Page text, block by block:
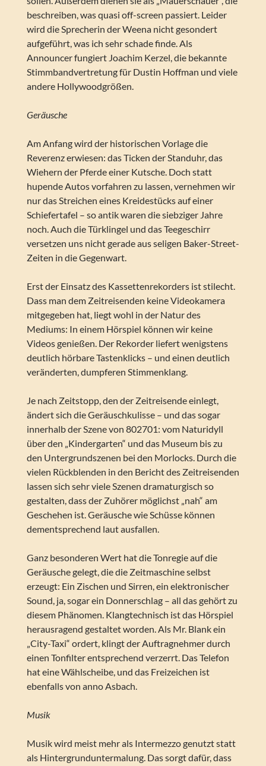
beschreiben, was quasi off-screen passiert. Leider
wird die Sprecherin der Weena nicht gesondert
aufgeführt, was ich sehr schade finde. Als
Announcer fungiert Joachim Kerzel, die bekannte
Stimmbandvertretung für Dustin Hoffman und viele
andere Hollywoodgrößen.
Geräusche
Am Anfang wird der historischen Vorlage die
Reverenz erwiesen: das Ticken der Standuhr, das
Wiehern der Pferde einer Kutsche. Doch statt
hupende Autos vorfahren zu lassen, vernehmen wir
nur das Streichen eines Kreidestücks auf einer
Schiefertafel – so antik waren die siebziger Jahre
noch. Auch die Türklingel und das Teegeschirr
versetzen uns nicht gerade aus seligen Baker-Street-
Zeiten in die Gegenwart.
Erst der Einsatz des Kassettenrekorders ist stilecht.
Dass man dem Zeitreisenden keine Videokamera
mitgegeben hat, liegt wohl in der Natur des
Mediums: In einem Hörspiel können wir keine
Videos genießen. Der Rekorder liefert wenigstens
deutlich hörbare Tastenklicks – und einen deutlich
veränderten, dumpferen Stimmenklang.
Je nach Zeitstopp, den der Zeitreisende einlegt,
ändert sich die Geräuschkulisse – und das sogar
innerhalb der Szene von 802701: vom Naturidyll
über den „Kindergarten“ und das Museum bis zu
den Untergrundszenen bei den Morlocks. Durch die
vielen Rückblenden in den Bericht des Zeitreisenden
lassen sich sehr viele Szenen dramaturgisch so
gestalten, dass der Zuhörer möglichst „nah“ am
Geschehen ist. Geräusche wie Schüsse können
dementsprechend laut ausfallen.
Ganz besonderen Wert hat die Tonregie auf die
Geräusche gelegt, die die Zeitmaschine selbst
erzeugt: Ein Zischen und Sirren, ein elektronischer
Sound, ja, sogar ein Donnerschlag – all das gehört zu
diesem Phänomen. Klangtechnisch ist das Hörspiel
herausragend gestaltet worden. Als Mr. Blank ein
„City-Taxi“ ordert, klingt der Auftragnehmer durch
einen Tonfilter entsprechend verzerrt. Das Telefon
hat eine Wählscheibe, und das Freizeichen ist
ebenfalls von anno Asbach.
Musik
Musik wird meist mehr als Intermezzo genutzt statt
als Hintergrunduntermalung. Das sorgt dafür, dass